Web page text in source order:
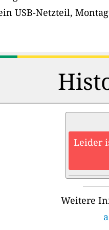
USB-Netzteil,
Leider
Weitere